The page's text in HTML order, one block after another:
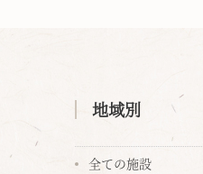
地域別
全ての施設